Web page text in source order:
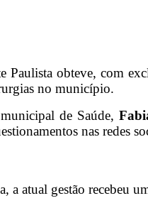
Paulista obteve, com
no município.
de Saúde,
nas
a atual gestão recebeu